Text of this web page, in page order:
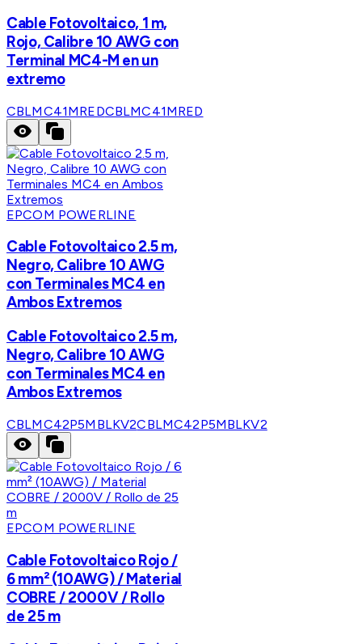
Cable Fotovoltaico, 1 m,
Rojo, Calibre 10 AWG con
Terminal MC4-M en un
extremo
CBLMC41MREDCBLMC41MRED
EPCOM POWERLINE
Cable Fotovoltaico 2.5 m,
Negro, Calibre 10 AWG
con Terminales MC4 en
Ambos Extremos
Cable Fotovoltaico 2.5 m,
Negro, Calibre 10 AWG
con Terminales MC4 en
Ambos Extremos
CBLMC42P5MBLKV2CBLMC42P5MBLKV2
EPCOM POWERLINE
Cable Fotovoltaico Rojo /
6 mm² (10AWG) / Material
COBRE / 2000V / Rollo
de 25 m